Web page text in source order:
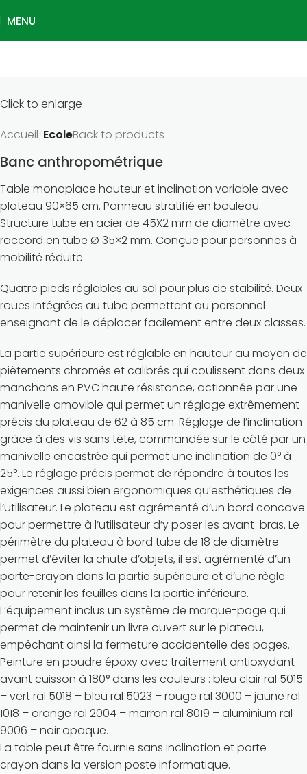
MENU
Click to enlarge
Accueil EcoleBack to products
Banc anthropométrique
Table monoplace hauteur et inclination variable avec
plateau 90×65 cm. Panneau stratifié en bouleau.
Structure tube en acier de 45X2 mm de diamètre avec
raccord en tube Ø 35×2 mm. Conçue pour personnes à
mobilité réduite.
Quatre pieds réglables au sol pour plus de stabilité. Deux
roues intégrées au tube permettent au personnel
enseignant de le déplacer facilement entre deux classes.
La partie supérieure est réglable en hauteur au moyen de
piètements chromés et calibrés qui coulissent dans deux
manchons en PVC haute résistance, actionnée par une
manivelle amovible qui permet un réglage extrêmement
précis du plateau de 62 à 85 cm. Réglage de l’inclination
grâce à des vis sans tête, commandée sur le côté par un
manivelle encastrée qui permet une inclination de 0° à
25°. Le réglage précis permet de répondre à toutes les
exigences aussi bien ergonomiques qu’esthétiques de
l’utilisateur. Le plateau est agrémenté d’un bord concave
pour permettre à l’utilisateur d’y poser les avant-bras. Le
périmètre du plateau à bord tube de 18 de diamètre
permet d’éviter la chute d’objets, il est agrémenté d’un
porte-crayon dans la partie supérieure et d’une règle
pour retenir les feuilles dans la partie inférieure.
L’équipement inclus un système de marque-page qui
permet de maintenir un livre ouvert sur le plateau,
empêchant ainsi la fermeture accidentelle des pages.
Peinture en poudre époxy avec traitement antioxydant
avant cuisson à 180° dans les couleurs : bleu clair ral 5015
– vert ral 5018 – bleu ral 5023 – rouge ral 3000 – jaune ral
1018 – orange ral 2004 – marron ral 8019 – aluminium ral
9006 – noir opaque.
La table peut être fournie sans inclination et porte-
crayon dans la version poste informatique.